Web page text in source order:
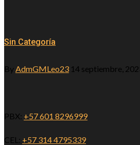
Sin Categoría
By AdmGMLeo23 14 septiembre,
PBX: +57 601 8296999
CEL: +57 314 4795339